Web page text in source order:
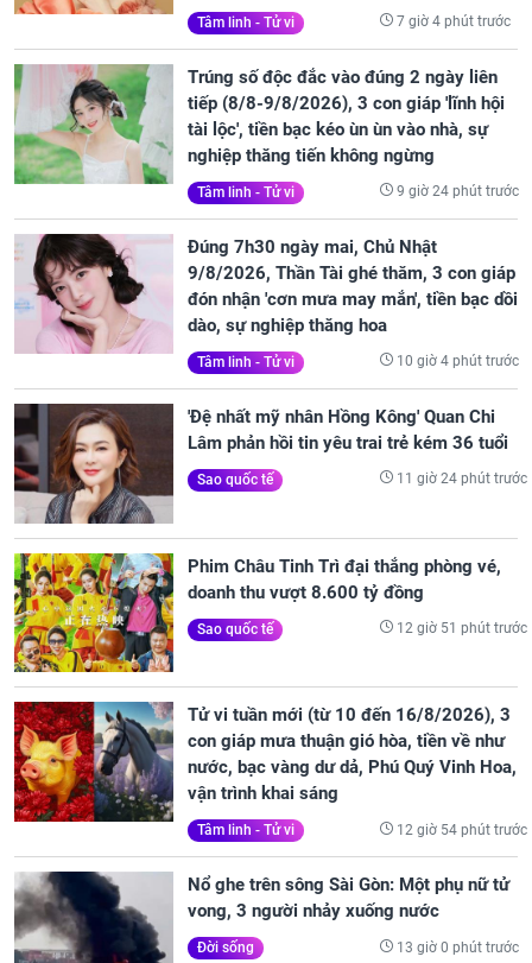
Tâm linh - Tử vi 7 giờ 4 phút trước
Trúng số độc đắc vào đúng 2 ngày liên
tiếp (8/8-9/8/2026), 3 con giáp 'lĩnh hội
tài lộc', tiền bạc kéo ùn ùn vào nhà, sự
nghiệp thăng tiến không ngừng
Tâm linh - Tử vi 9 giờ 24 phút trước
Đúng 7h30 ngày mai, Chủ Nhật
9/8/2026, Thần Tài ghé thăm, 3 con giáp
đón nhận 'cơn mưa may mắn', tiền bạc dồi
dào, sự nghiệp thăng hoa
Tâm linh - Tử vi 10 giờ 4 phút trước
'Đệ nhất mỹ nhân Hồng Kông' Quan Chi
Lâm phản hồi tin yêu trai trẻ kém 36 tuổi
Sao quốc tế 11 giờ 24 phút trước
Phim Châu Tinh Trì đại thắng phòng vé,
doanh thu vượt 8.600 tỷ đồng
Sao quốc tế 12 giờ 51 phút trước
Tử vi tuần mới (từ 10 đến 16/8/2026), 3
con giáp mưa thuận gió hòa, tiền về như
nước, bạc vàng dư dả, Phú Quý Vinh Hoa,
vận trình khai sáng
Tâm linh - Tử vi 12 giờ 54 phút trước
Nổ ghe trên sông Sài Gòn: Một phụ nữ tử
vong, 3 người nhảy xuống nước
Đời sống 13 giờ 0 phút trước